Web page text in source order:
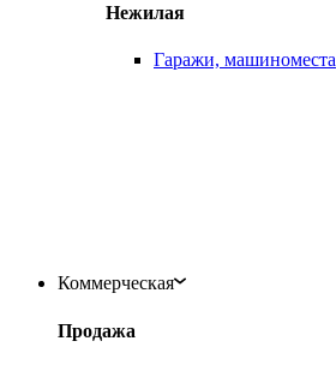
Нежилая
Гаражи, машиноместа
Коммерческая
Продажа